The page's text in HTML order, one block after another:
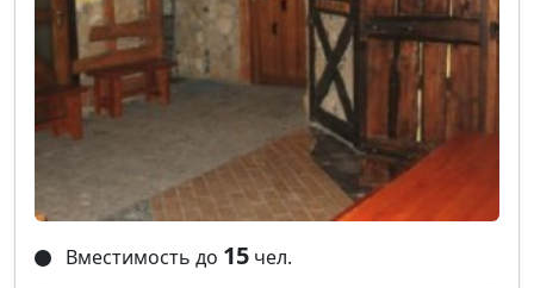
Вместимость до 15 чел.